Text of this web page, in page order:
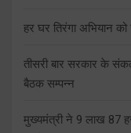
हर घर तिरंगा अभियान
तीसरी बार सरकार के
बैठक सम्पन्न
मुख्यमंत्री ने 9 लाख 87